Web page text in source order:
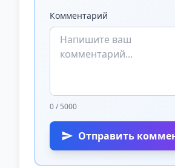
Комментарий
0 / 5000
Отправить